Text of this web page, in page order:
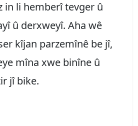
in li hemberî tevger û
û derxweyî. Aha wê
kîjan parzemînê be jî,
mîna xwe binîne û
jî bike.